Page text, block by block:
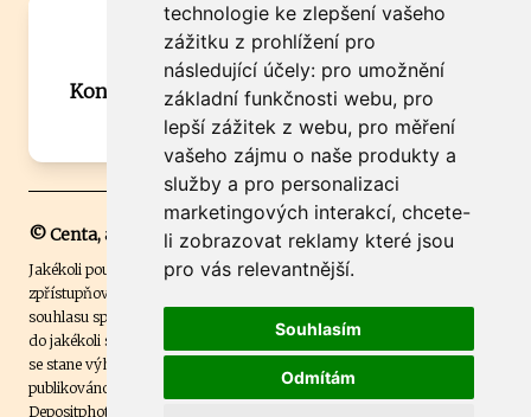
technologie ke zlepšení vašeho
zážitku z prohlížení pro
následující účely: pro umožnění
základní funkčnosti webu, pro
lepší zážitek z webu, pro měření
vašeho zájmu o naše produkty a
služby a pro personalizaci
marketingových interakcí, chcete-
li zobrazovat reklamy které jsou
pro vás relevantnější.
Souhlasím
Odmítám
Máte zajímavou informaci? Chcete
spolupracovat?
Kontaktujte šéfredaktora Martina Chalupu:
chalupa@ctidoma.cz
© Centa, a.s.
Jakékoli použití obsahu včetně převzetí, šíření či dalšího užití a
zpřístupňování textových či obrazových materiálů bez písemného
souhlasu společnosti Centa,a.s. je zakázáno. Čtenář svým přihlášením
do jakékoli soutěže na našem webu dává souhlas s tím, že v případě, že
se stane výhercem této soutěže, může být jeho jméno na webu
publikováno. Centa, a.s. využívala licenci ČTK a využívá fotografie z
Depositphotos